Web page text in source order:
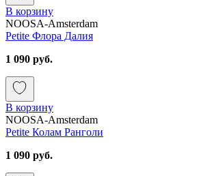
В корзину
NOOSA-Amsterdam
Petite Флора Далия
1 090 руб.
В корзину
NOOSA-Amsterdam
Petite Колам Ранголи
1 090 руб.